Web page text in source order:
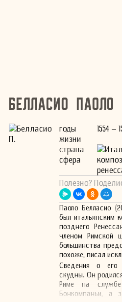
Белласио Паоло
годы
жизни
1554 –
страна
сфера
Полезно?
Паоло Белласио
был итальянским
позднего
членом Римской
большинства
похоже, писал
Сведения о его
скудны. Он
Риме на
Бонкомпаньи, а